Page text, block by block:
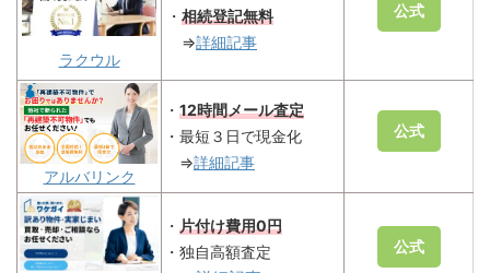
ラクウル
・ 相続登記無料
⇒詳細記事
公式
アルバリンク
・ 12時間メール査定
・最短３日で現金化
⇒詳細記事
公式
・ 片付け費用0円
・独自高額査定
公式